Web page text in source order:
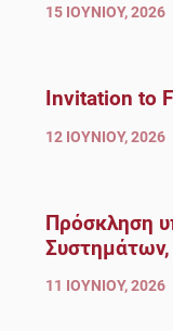
15 ΙΟΥΝΊΟΥ, 2026
Invitation to
12 ΙΟΥΝΊΟΥ, 2026
Πρόσκληση
11 ΙΟΥΝΊΟΥ, 2026